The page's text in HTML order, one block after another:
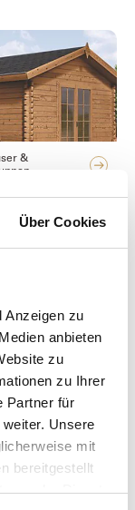
Über Cookies
Anzeigen zu
anbieten
zu
zu Ihrer
Partner für
Unsere
mit
bereitgestellt
der Dienste
&